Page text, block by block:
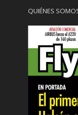
QUIÉNES